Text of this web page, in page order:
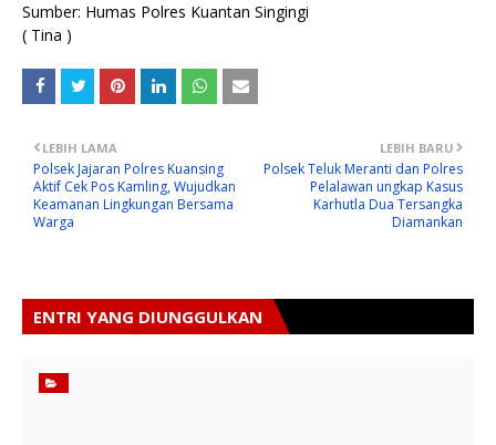
Sumber: Humas Polres Kuantan Singingi
( Tina )
LEBIH BARU
Polsek Teluk Meranti dan Polres
Pelalawan ungkap Kasus
Karhutla Dua Tersangka
Diamankan
LEBIH LAMA
Polsek Jajaran Polres Kuansing
Aktif Cek Pos Kamling, Wujudkan
Keamanan Lingkungan Bersama
Warga
ENTRI YANG DIUNGGULKAN